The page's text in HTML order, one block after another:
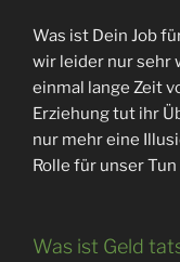
Was ist Dein Job
wir leider nur sehr
einmal lange Zeit
Erziehung tut ihr
nur mehr eine
Rolle für unser
Was ist Geld